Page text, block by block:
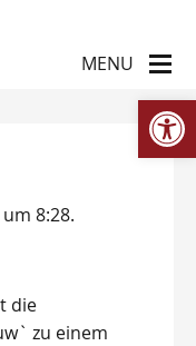
8:28.
die
zu einem